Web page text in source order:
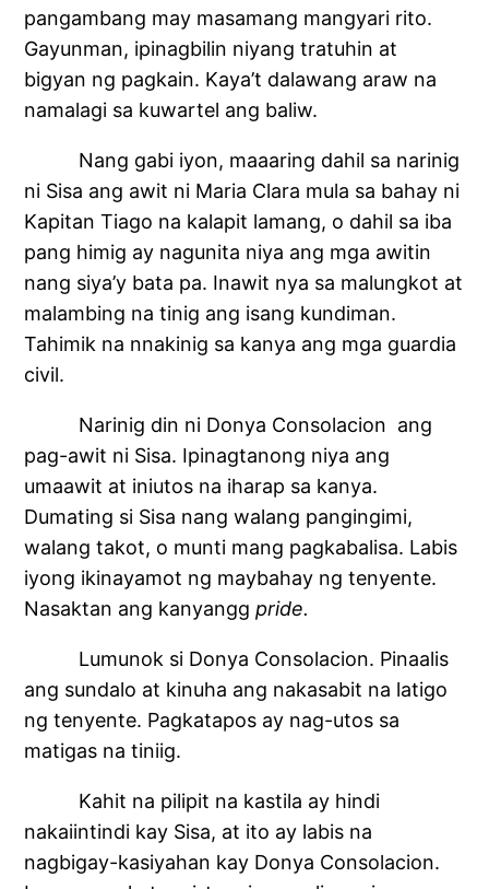
pangambang may masamang mangyari rito.
Gayunman, ipinagbilin niyang tratuhin at
bigyan ng pagkain. Kaya’t dalawang araw na
namalagi sa kuwartel ang baliw.
Nang gabi iyon, maaaring dahil sa narinig
ni Sisa ang awit ni Maria Clara mula sa bahay ni
Kapitan Tiago na kalapit lamang, o dahil sa iba
pang himig ay nagunita niya ang mga awitin
nang siya’y bata pa. Inawit nya sa malungkot at
malambing na tinig ang isang kundiman.
Tahimik na nnakinig sa kanya ang mga guardia
civil.
Narinig din ni Donya Consolacion ang
pag-awit ni Sisa. Ipinagtanong niya ang
umaawit at iniutos na iharap sa kanya.
Dumating si Sisa nang walang pangingimi,
walang takot, o munti mang pagkabalisa. Labis
iyong ikinayamot ng maybahay ng tenyente.
Nasaktan ang kanyanggpride.
Lumunok si Donya Consolacion. Pinaalis
ang sundalo at kinuha ang nakasabit na latigo
ng tenyente. Pagkatapos ay nag-utos sa
matigas na tiniig.
Kahit na pilipit na kastila ay hindi
nakaiintindi kay Sisa, at ito ay labis na
nagbigay-kasiyahan kay Donya Consolacion.